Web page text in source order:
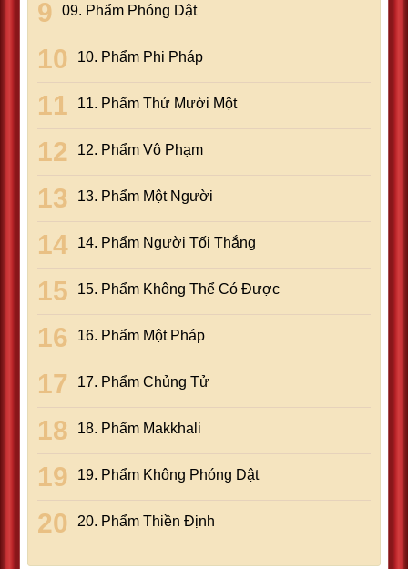
09. Phẩm Phóng Dật
10. Phẩm Phi Pháp
11. Phẩm Thứ Mười Một
12. Phẩm Vô Phạm
13. Phẩm Một Người
14. Phẩm Người Tối Thắng
15. Phẩm Không Thể Có Ðược
16. Phẩm Một Pháp
17. Phẩm Chủng Tử
18. Phẩm Makkhali
19. Phẩm Không Phóng Dật
20. Phẩm Thiền Ðịnh